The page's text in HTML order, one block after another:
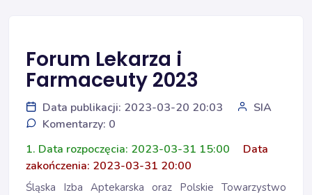
Forum Lekarza i
Farmaceuty 2023
Data publikacji: 2023-03-20 20:03
SIA
Komentarzy: 0
1. Data rozpoczęcia: 2023-03-31 15:00
Data
zakończenia: 2023-03-31 20:00
Śląska Izba Aptekarska oraz Polskie Towarzystwo